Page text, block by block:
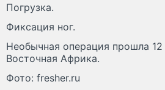
Погрузка.
Фиксация ног.
Необычная операция прошла
Восточная Африка.
Фото: fresher.ru